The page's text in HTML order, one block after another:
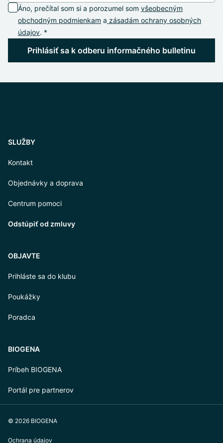
Áno, prečítal som si a porozumel som všeobecným
obchodným podmienkam a zásadám ochrany osobných
údajov. *
Prihlásiť sa k odberu informačného bulletinu
SLUŽBY
Kontakt
Objednávky a doprava
Centrum pomoci
Odstúpiť od zmluvy
OBJAVTE
Prihláste sa do klubu
Poukážky
Poradca
BIOGENA
Príbeh BIOGENA
Portál pre partnerov
© 2026 BIOGENA
Ochrana údajov